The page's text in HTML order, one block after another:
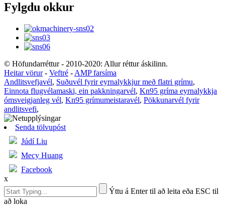
Fylgdu okkur
© Höfundarréttur - 2010-2020: Allur réttur áskilinn.
Heitar vörur- Veftré - AMP farsíma
Andlitsvefjavél, Suðuvél fyrir eyrnalykkjur með flatri grímu,
Einnota flugvélamaski, ein pakkningarvél, Kn95 gríma eyrnalykkja
ómsveigjanleg vél, Kn95 grímumeistaravél, Pökkunarvél fyrir
andlitsvefi,
Senda tölvupóst
Júdí Liu
Mecy Huang
Facebook
x
Ýttu á Enter til að leita eða ESC til
að loka